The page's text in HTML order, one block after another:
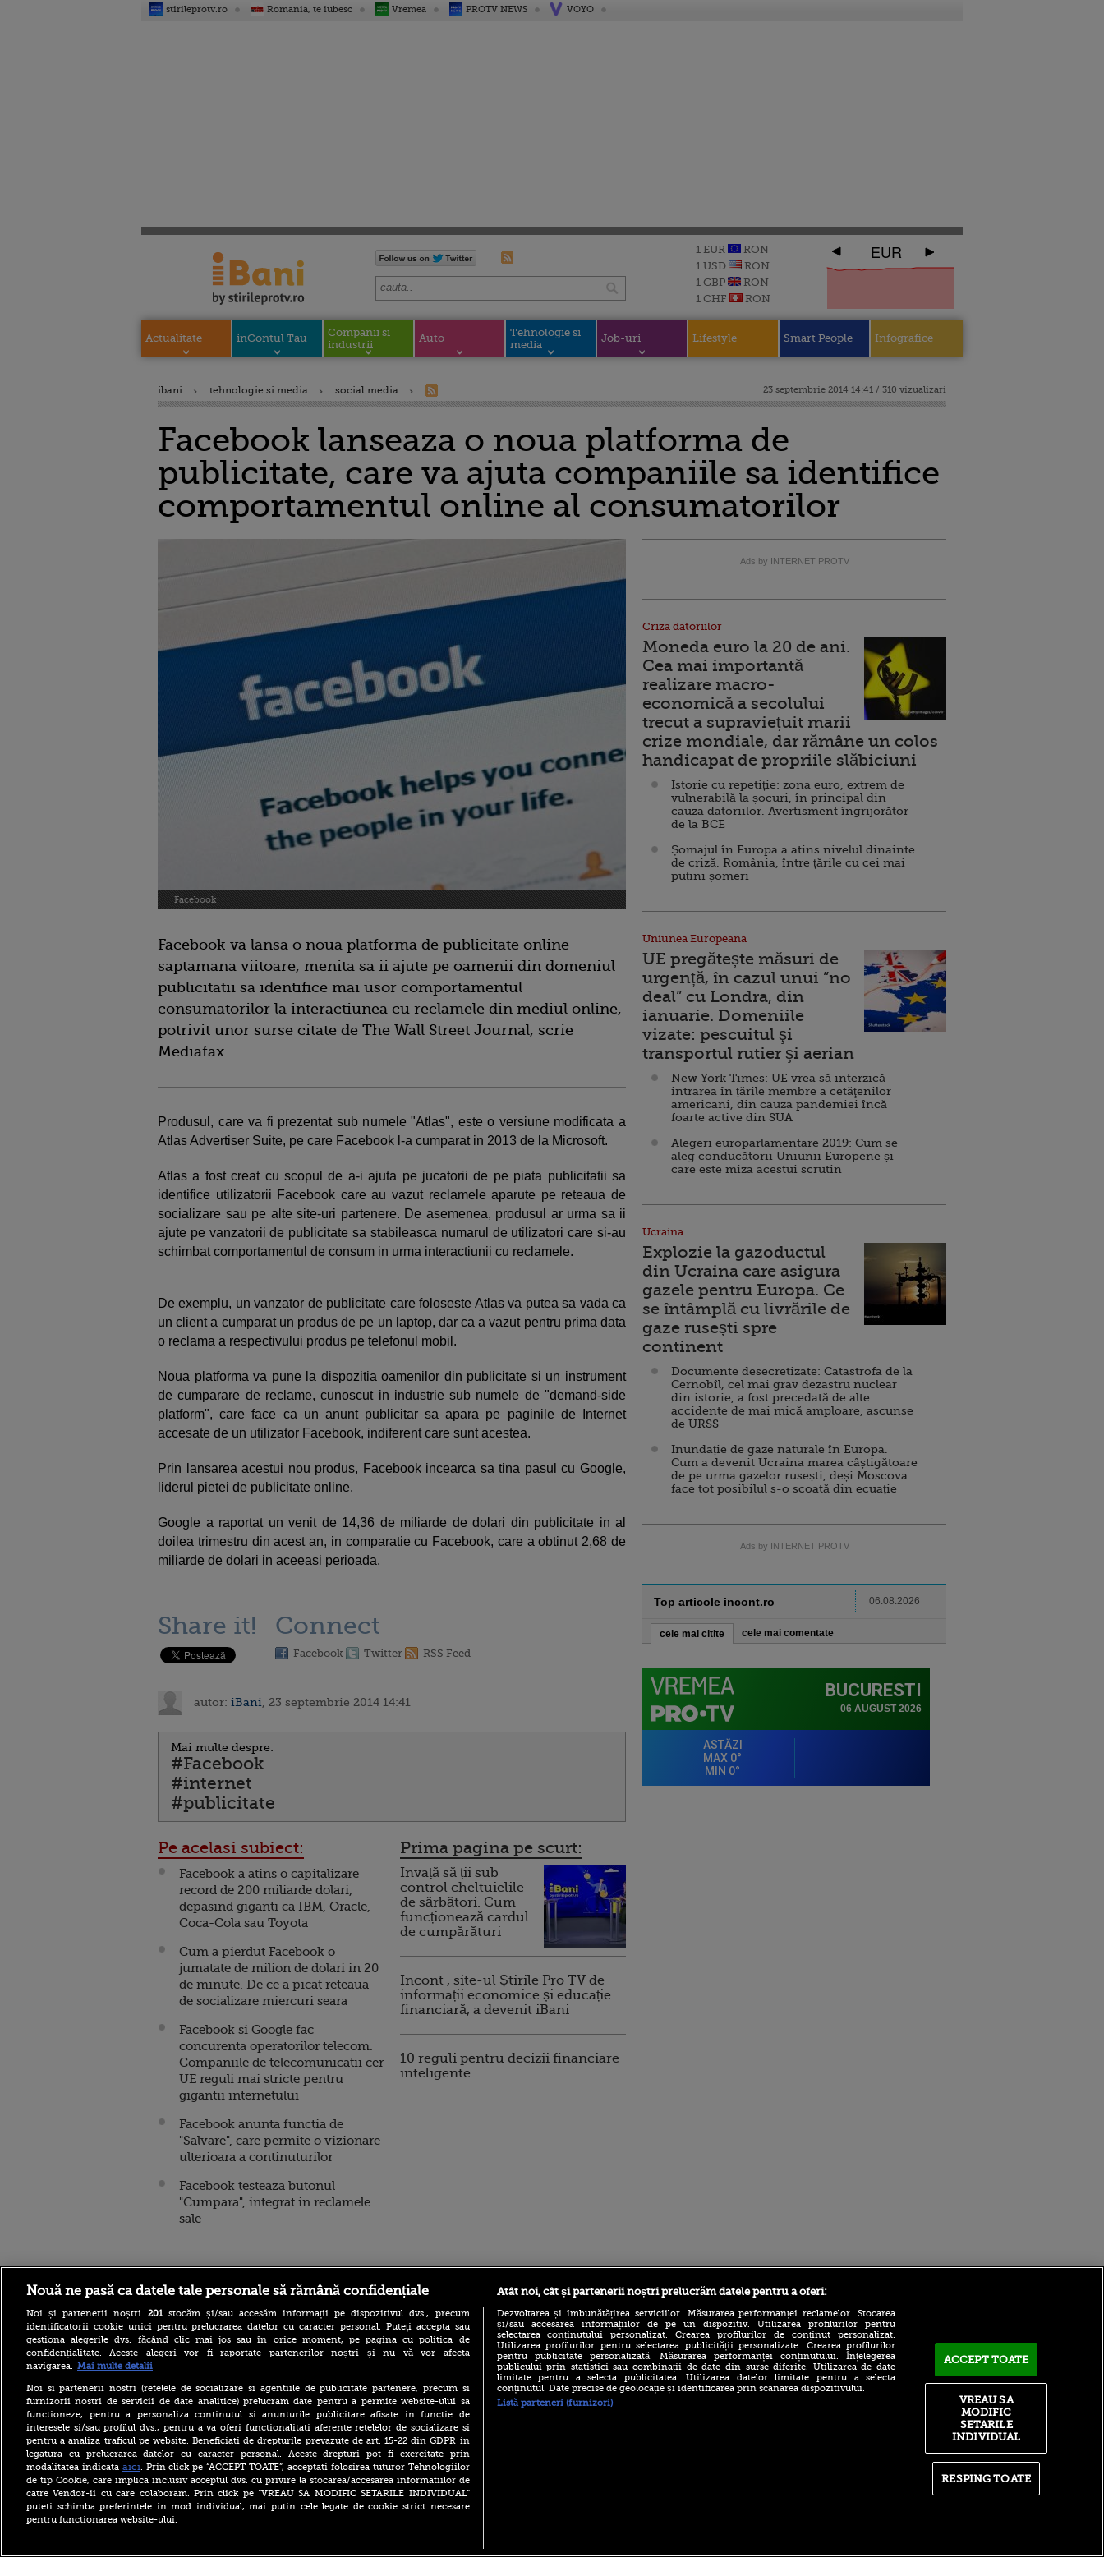
stirileprotv.ro Romania, te iubesc Vremea PROTV NEWS VOYO
1 EUR
RON
1 USD
RON
1 GBP
RON
1 CHF
RON
EUR
Actualitate inContul Tau
Companii si
industrii
Auto
Tehnologie si
media
Job-uri Lifestyle Smart People Infografice
ibani tehnologie si media social media 23 septembrie 2014 14:41 / 310 vizualizari
Facebook lanseaza o noua platforma de
publicitate, care va ajuta companiile sa identifice
comportamentul online al consumatorilor
Facebook
Facebook va lansa o noua platforma de publicitate online
saptamana viitoare, menita sa ii ajute pe oamenii din domeniul
publicitatii sa identifice mai usor comportamentul
consumatorilor la interactiunea cu reclamele din mediul online,
potrivit unor surse citate de The Wall Street Journal, scrie
Mediafax.
Produsul, care va fi prezentat sub numele "Atlas", este o versiune modificata a
Atlas Advertiser Suite, pe care Facebook l-a cumparat in 2013 de la Microsoft.
Atlas a fost creat cu scopul de a-i ajuta pe jucatorii de pe piata publicitatii sa
identifice utilizatorii Facebook care au vazut reclamele aparute pe reteaua de
socializare sau pe alte site-uri partenere. De asemenea, produsul ar urma sa ii
ajute pe vanzatorii de publicitate sa stabileasca numarul de utilizatori care si-au
schimbat comportamentul de consum in urma interactiunii cu reclamele.
De exemplu, un vanzator de publicitate care foloseste Atlas va putea sa vada ca
un client a cumparat un produs de pe un laptop, dar ca a vazut pentru prima data
o reclama a respectivului produs pe telefonul mobil.
Noua platforma va pune la dispozitia oamenilor din publicitate si un instrument
de cumparare de reclame, cunoscut in industrie sub numele de "demand-side
platform", care face ca un anunt publicitar sa apara pe paginile de Internet
accesate de un utilizator Facebook, indiferent care sunt acestea.
Prin lansarea acestui nou produs, Facebook incearca sa tina pasul cu Google,
liderul pietei de publicitate online.
Google a raportat un venit de 14,36 de miliarde de dolari din publicitate in al
doilea trimestru din acest an, in comparatie cu Facebook, care a obtinut 2,68 de
miliarde de dolari in aceeasi perioada.
Share it! Connect
Facebook Twitter RSS Feed
autor: iBani , 23 septembrie 2014 14:41
Mai multe despre:
#Facebook
#internet
#publicitate
Pe acelasi subiect:
Facebook a atins o capitalizare
record de 200 miliarde dolari,
depasind giganti ca IBM, Oracle,
Coca-Cola sau Toyota
Cum a pierdut Facebook o
jumatate de milion de dolari in 20
de minute. De ce a picat reteaua
de socializare miercuri seara
Facebook si Google fac
concurenta operatorilor telecom.
Companiile de telecomunicatii cer
UE reguli mai stricte pentru
gigantii internetului
Facebook anunta functia de
"Salvare", care permite o vizionare
ulterioara a continuturilor
Facebook testeaza butonul
"Cumpara", integrat in reclamele
sale
Prima pagina pe scurt:
Invață să ții sub
control cheltuielile
de sărbători. Cum
funcționează cardul
de cumpărături
Incont , site-ul Știrile Pro TV de
informații economice și educație
financiară, a devenit iBani
10 reguli pentru decizii financiare
inteligente
Ads by INTERNET PROTV
Criza datoriilor
Moneda euro la 20 de ani.
Cea mai importantă
realizare macro-
economică a secolului
trecut a supraviețuit marii
crize mondiale, dar rămâne un colos
handicapat de propriile slăbiciuni
Istorie cu repetiție: zona euro, extrem de
vulnerabilă la șocuri, în principal din
cauza datoriilor. Avertisment îngrijorător
de la BCE
Șomajul în Europa a atins nivelul dinainte
de criză. România, între țările cu cei mai
puțini șomeri
Uniunea Europeana
UE pregătește măsuri de
urgență, în cazul unui ”no
deal” cu Londra, din
ianuarie. Domeniile
vizate: pescuitul şi
transportul rutier şi aerian
New York Times: UE vrea să interzică
intrarea în țările membre a cetăţenilor
americani, din cauza pandemiei încă
foarte active din SUA
Alegeri europarlamentare 2019: Cum se
aleg conducătorii Uniunii Europene și
care este miza acestui scrutin
Ucraina
Explozie la gazoductul
din Ucraina care asigura
gazele pentru Europa. Ce
se întâmplă cu livrările de
gaze rusești spre
continent
Documente desecretizate: Catastrofa de la
Cernobîl, cel mai grav dezastru nuclear
din istorie, a fost precedată de alte
accidente de mai mică amploare, ascunse
de URSS
Inundație de gaze naturale în Europa.
Cum a devenit Ucraina marea câștigătoare
de pe urma gazelor rusești, deși Moscova
face tot posibilul s-o scoată din ecuație
Ads by INTERNET PROTV
Top articole incont.ro 06.08.2026
cele mai citite cele mai comentate
Stirileprotv.ro
Care este procedura de
suspendare din funcție a
președintelui României.
AUR îl acuză pe Nicușor
Dan de ”încălcări repetate”
Scandal în jurul Legii
Integrității. PSD: USR și PNL
au contestat la CCR pentru
a-l salva pe Fritz
A început UNTOLD 2026.
Sting și peste 200 de artiști
ilike-it.ro foodstory.ro
(P) Descoperă Lumea
Procinema.ro Sport.ro
ACUM: KuPS - Universitatea
Nouă ne pasă ca datele tale personale să rămână confidențiale
Noi și partenerii noștri 201stocăm și/sau accesăm informații pe dispozitivul dvs., precum
identificatorii cookie unici pentru prelucrarea datelor cu caracter personal. Puteți accepta sau
gestiona alegerile dvs. făcând clic mai jos sau în orice moment, pe pagina cu politica de
confidențialitate. Aceste alegeri vor fi raportate partenerilor noștri și nu vă vor afecta
navigarea. Mai multe detalii
Noi si partenerii nostri (retelele de socializare si agentiile de publicitate partenere, precum si
furnizorii nostri de servicii de date analitice) prelucram date pentru a permite website-ului sa
functioneze, pentru a personaliza continutul si anunturile publicitare afisate in functie de
interesele si/sau profilul dvs., pentru a va oferi functionalitati aferente retelelor de socializare si
pentru a analiza traficul pe website. Beneficiati de drepturile prevazute de art. 15-22 din GDPR in
legatura cu prelucrarea datelor cu caracter personal. Aceste drepturi pot fi exercitate prin
modalitatea indicata aici. Prin click pe “ACCEPT TOATE”, acceptati folosirea tuturor Tehnologiilor
de tip Cookie, care implica inclusiv acceptul dvs. cu privire la stocarea/accesarea informatiilor de
catre Vendor-ii cu care colaboram. Prin click pe “VREAU SA MODIFIC SETARILE INDIVIDUAL”
puteti schimba preferintele in mod individual, mai putin cele legate de cookie strict necesare
pentru functionarea website-ului.
Atât noi, cât și partenerii noștri prelucrăm datele pentru a oferi:
Dezvoltarea și îmbunătățirea serviciilor. Măsurarea performanței reclamelor. Stocarea
și/sau accesarea informațiilor de pe un dispozitiv. Utilizarea profilurilor pentru
selectarea conținutului personalizat. Crearea profilurilor de conținut personalizat.
Utilizarea profilurilor pentru selectarea publicității personalizate. Crearea profilurilor
pentru publicitate personalizată. Măsurarea performanței conținutului. Înțelegerea
publicului prin statistici sau combinații de date din surse diferite. Utilizarea de date
limitate pentru a selecta publicitatea. Utilizarea datelor limitate pentru a selecta
conținutul. Date precise de geolocație și identificarea prin scanarea dispozitivului.
Listă parteneri (furnizori)
ACCEPT TOATE
RESPING TOATE
VREAU SA
MODIFIC
SETARILE
INDIVIDUAL